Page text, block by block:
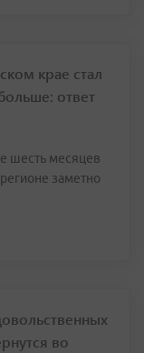
крае стал
ответ
шесть месяцев
заметно
во